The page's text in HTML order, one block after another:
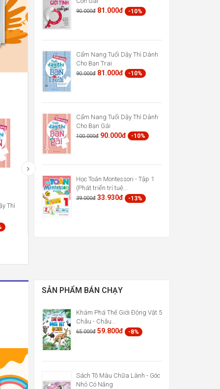
Thì
Phương Pháp Giáo Dục Sớm
Montessori Cho Trẻ Từ 0...
55.000đ 47.850đ -13%
Cùng Con Chống Nạn Bắt Nạt
135.000đ
90.000đ 81.000đ -10%
Cẩm Nang Tuổi Dậy Thì Dành
Cho Bạn Trai
90.000đ 81.000đ -10%
Cẩm Nang Tuổi Dậy Thì Dành
Cho Bạn Gái
100.000đ 90.000đ -10%
Học Toán Montessori - Tập 1
(Phát triển trí tuệ...
39.000đ 33.930đ -13%
SẢN PHẨM BÁN CHẠY
Khám Phá Thế Giới Động Vật 5
Châu - Châu...
65.000đ 59.800đ -8%
Sách Tô Màu Chữa Lành - Góc
Nhỏ Có Nắng